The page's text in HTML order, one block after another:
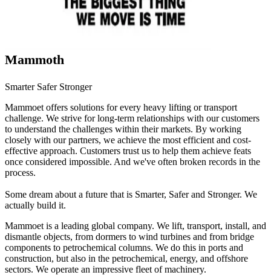
Mammoth
Smarter Safer Stronger
Mammoet offers solutions for every heavy lifting or transport
challenge. We strive for long-term relationships with our customers
to understand the challenges within their markets. By working
closely with our partners, we achieve the most efficient and cost-
effective approach. Customers trust us to help them achieve feats
once considered impossible. And we've often broken records in the
process.
Some dream about a future that is Smarter, Safer and Stronger. We
actually build it.
Mammoet is a leading global company. We lift, transport, install, and
dismantle objects, from dormers to wind turbines and from bridge
components to petrochemical columns. We do this in ports and
construction, but also in the petrochemical, energy, and offshore
sectors. We operate an impressive fleet of machinery.